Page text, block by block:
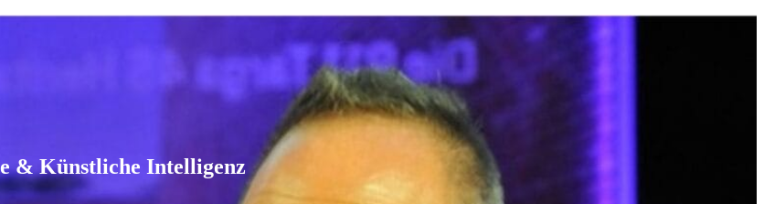
& Künstliche Intelligenz